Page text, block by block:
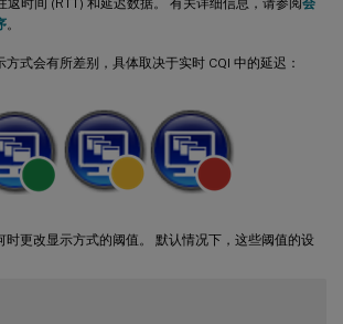
。
方式会有所差别，具体取决于实时 CQI 中的延迟：
时更改显示方式的阈值。 默认情况下，这些阈值的设